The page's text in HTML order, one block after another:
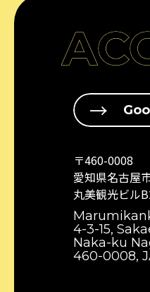
〒460-0008
愛知県名古屋
丸美観光ビル
4-3-15,
Naka-ku
460-0008,